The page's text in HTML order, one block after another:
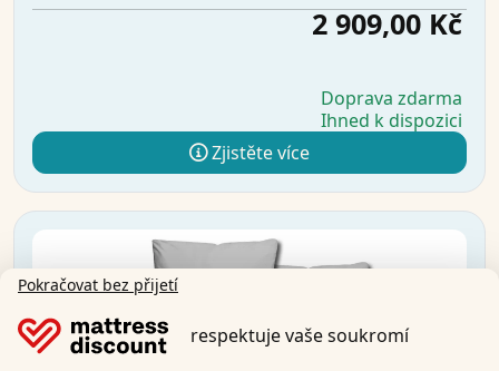
2 909,00 Kč
Doprava zdarma
Ihned k dispozici
Zjistěte více
Pokračovat bez přijetí
respektuje vaše soukromí